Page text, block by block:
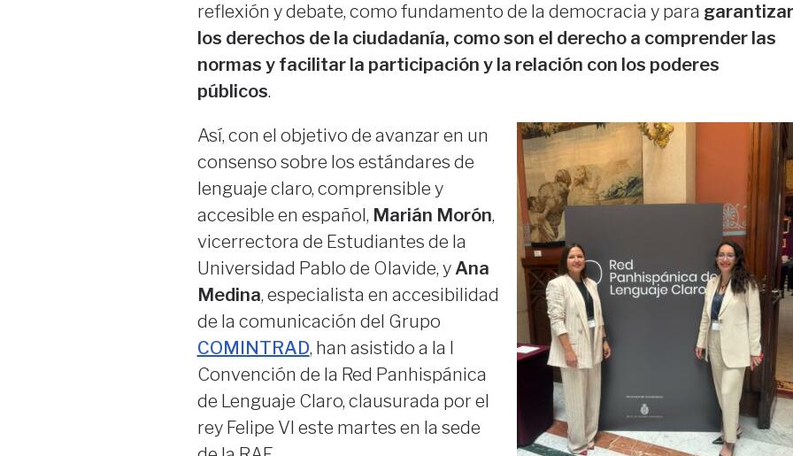
reflexión y debate, como fundamento de la democracia y para garantizar
los derechos de la ciudadanía, como son el derecho a comprender las
normas y facilitar la participación y la relación con los poderes
públicos.
Así, con el objetivo de avanzar en un
consenso sobre los estándares de
lenguaje claro, comprensible y
accesible en español, Marián Morón,
vicerrectora de Estudiantes de la
Universidad Pablo de Olavide, yAna
Medina, especialista en accesibilidad
de la comunicación del Grupo
COMINTRAD, han asistido a la I
Convención de la Red Panhispánica
de Lenguaje Claro, clausurada por el
rey Felipe VI este martes en la sede